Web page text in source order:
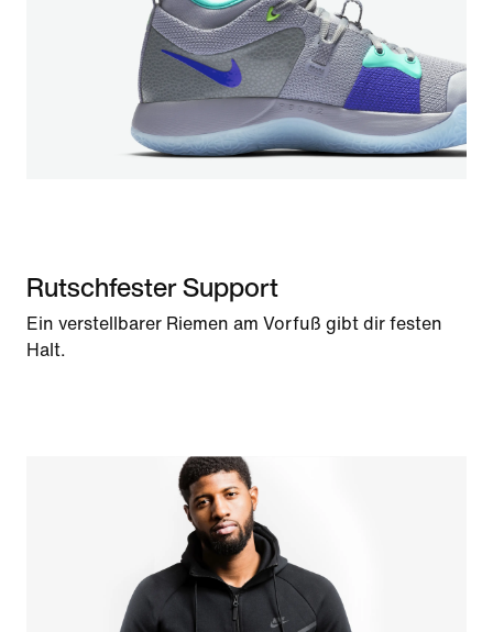
Rutschfester Support
Ein verstellbarer Riemen am Vorfuß gibt dir festen
Halt.